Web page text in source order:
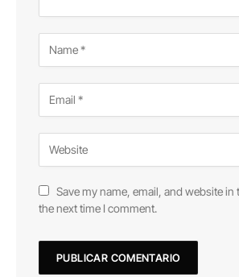
Save my name, email, and website
the next time I comment.